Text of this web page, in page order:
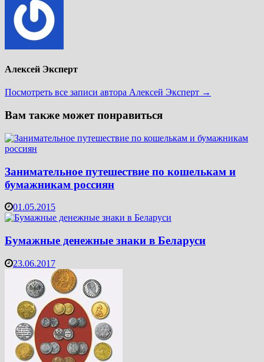
Алексей Эксперт
Посмотреть все записи автора Алексей Эксперт →
Вам также может понравиться
Занимательное путешествие по кошелькам и
бумажникам россиян
01.05.2015
Бумажные денежные знаки в Беларуси
23.06.2017